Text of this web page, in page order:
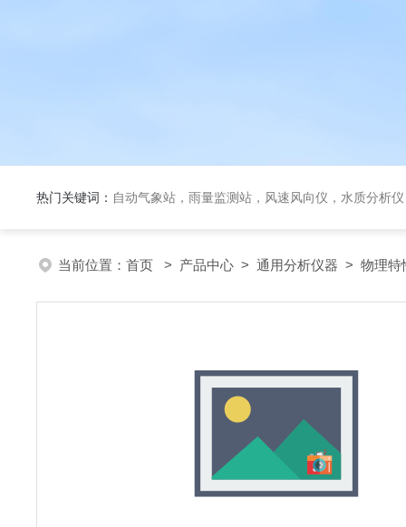
热门关键词： 自动气象站，雨量监测站，风速风向仪，水质分析
当前位置： 首页 > 产品中心 > 通用分析仪器 > 物理特